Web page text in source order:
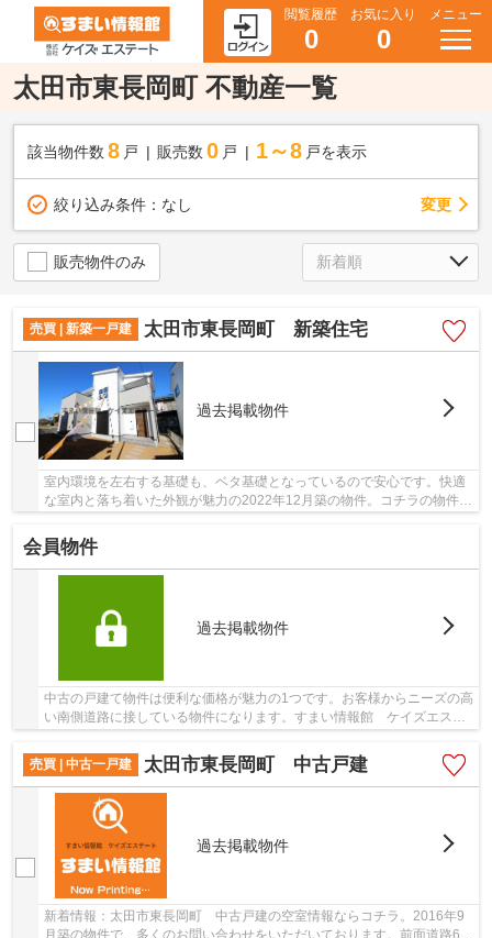
閲覧履歴
0
お気に入り
0
メニュー
太田市東長岡町 不動産一覧
該当物件数 8 戸 販売数 0 戸 1～8 戸を表示
絞り込み条件： なし 変更
販売物件のみ
売買 | 新築一戸建 太田市東長岡町 新築住宅
過去掲載物件
室内環境を左右する基礎も、ベタ基礎となっているので安心です。快適
な室内と落ち着いた外観が魅力の2022年12月築の物件。コチラの物件は
会員物件
過去掲載物件
中古の戸建て物件は便利な価格が魅力の1つです。お客様からニーズの高
い南側道路に接している物件になります。すまい情報館 ケイズエステ
売買 | 中古一戸建
太田市東長岡町 中古戸建
過去掲載物件
新着情報：太田市東長岡町 中古戸建の空室情報ならコチラ。2016年9